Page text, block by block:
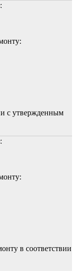
с утвержденным
в соответствии